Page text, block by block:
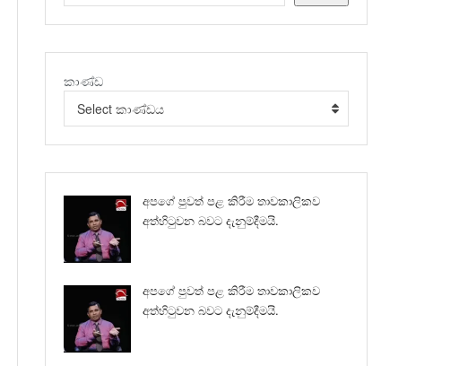
කාණ්ඩ
Select කාණ්ඩය
අපගේ පුවත් පළ කිරීම තාවකාලිකව
අත්හිටුවන බවට දැනුම්දීමයි.
අපගේ පුවත් පළ කිරීම තාවකාලිකව
අත්හිටුවන බවට දැනුම්දීමයි.